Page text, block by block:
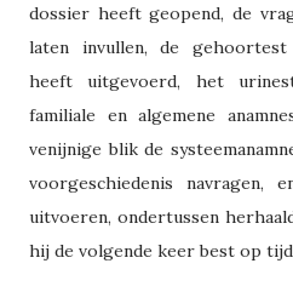
dossier heeft geopend, de
laten invullen, de
heeft uitgevoerd, het
familiale en algemene
venijnige blik de
voorgeschiedenis navragen,
uitvoeren, ondertussen
hij de volgende keer best op